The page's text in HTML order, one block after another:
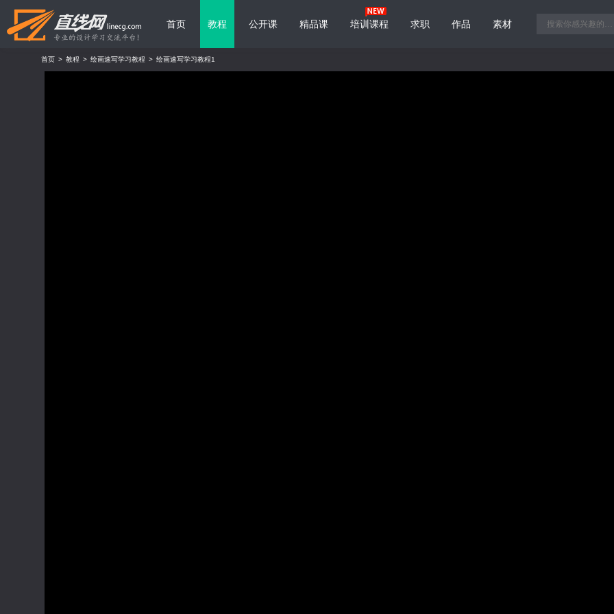
首页 教程 公开课 精品课 培训课程 求职 作品 素材
首页 > 教程 > 绘画速写学习教程 > 绘画速写学习教程1